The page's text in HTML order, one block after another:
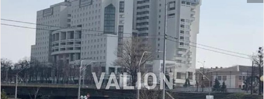
тенденции в ремонте! В доме есть паркинг/бомбоубежище ,
лифт спускается в паркинг). ЖК Файна Таун – это город в городе,
где есть полностью своя инфраструктура. Дом расположен в
зеленом оазисе, а круглосуточная охрана и закрытая территория
помогают ощущать спокойствие и безопасность. Цена 280 000
у.е. Без комиссии Светлана, тел. 096-126-02-44 valion.ua/1111284